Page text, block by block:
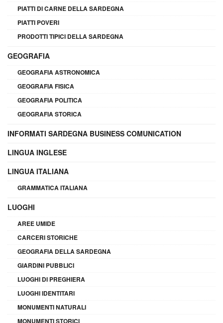
PIATTI DI CARNE DELLA SARDEGNA
PIATTI POVERI
PRODOTTI TIPICI DELLA SARDEGNA
GEOGRAFIA
GEOGRAFIA ASTRONOMICA
GEOGRAFIA FISICA
GEOGRAFIA POLITICA
GEOGRAFIA STORICA
INFORMATI SARDEGNA BUSINESS COMUNICATION
LINGUA INGLESE
LINGUA ITALIANA
GRAMMATICA ITALIANA
LUOGHI
AREE UMIDE
CARCERI STORICHE
GEOGRAFIA DELLA SARDEGNA
GIARDINI PUBBLICI
LUOGHI DI PREGHIERA
LUOGHI IDENTITARI
MONUMENTI NATURALI
MONUMENTI STORICI